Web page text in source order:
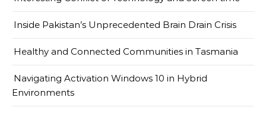
Inside Pakistan’s Unprecedented Brain Drain Crisis
Healthy and Connected Communities in Tasmania
Navigating Activation Windows 10 in Hybrid
Environments